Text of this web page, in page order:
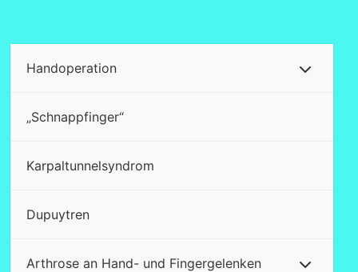
Handoperation
„Schnappfinger“
Karpaltunnelsyndrom
Dupuytren
Arthrose an Hand- und Fingergelenken